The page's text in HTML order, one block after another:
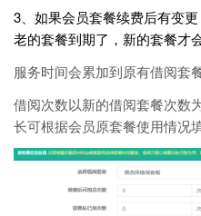
3、 如果会员套餐续费后有变
老的套餐到期了，新的套餐才
服务时间会累加到原有借阅套
借阅次数以新的借阅套餐次数
长可根据会员原套餐使用情况